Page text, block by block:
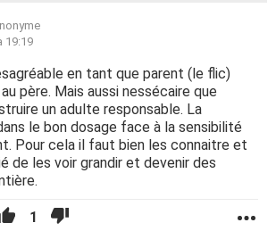
19:19
en tant que parent (le flic)
père. Mais aussi nessécaire que
un adulte responsable. La
le bon dosage face à la sensibilité
Pour cela il faut bien les connaitre et
de les voir grandir et devenir des
1